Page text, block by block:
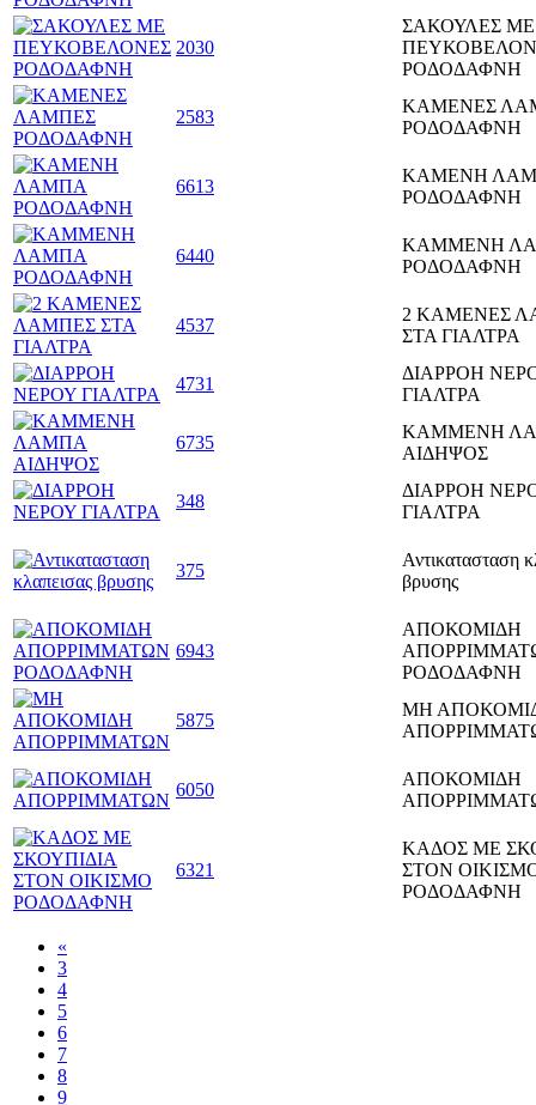
2030
ΣΑΚΟΥΛΕΣ ΜΕ
ΡΟΔΟΔΑΦΝΗ
2583
ΚΑΜΕΝΕΣ
ΡΟΔΟΔΑΦΝΗ
6613
ΚΑΜΕΝΗ
ΡΟΔΟΔΑΦΝΗ
6440
ΚΑΜΜΕΝΗ
ΡΟΔΟΔΑΦΝΗ
4537
2 ΚΑΜΕΝΕΣ
ΣΤΑ ΓΙΑΛΤΡΑ
4731
ΔΙΑΡΡΟΗ
ΓΙΑΛΤΡΑ
6735
ΚΑΜΜΕΝΗ
ΑΙΔΗΨΟΣ
348
ΔΙΑΡΡΟΗ
ΓΙΑΛΤΡΑ
375
Αντικατασταση
βρυσης
6943
ΑΠΟΚΟΜΙΔΗ
ΡΟΔΟΔΑΦΝΗ
5875
ΜΗ
6050
ΑΠΟΚΟΜΙΔΗ
6321
ΚΑΔΟΣ ΜΕ
ΣΤΟΝ
ΡΟΔΟΔΑΦΝΗ
«
3
4
5
6
7
8
9